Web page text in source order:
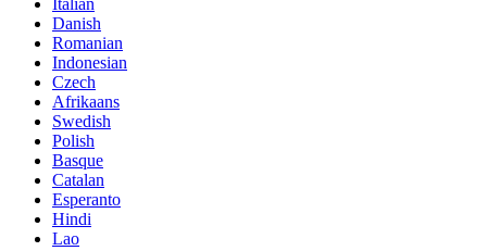
Italian
Danish
Romanian
Indonesian
Czech
Afrikaans
Swedish
Polish
Basque
Catalan
Esperanto
Hindi
Lao